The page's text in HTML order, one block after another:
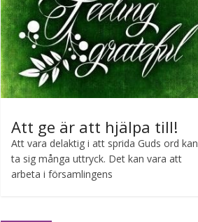
Att ge är att hjälpa till!
Att vara delaktig i att sprida Guds ord kan
ta sig många uttryck. Det kan vara att
arbeta i församlingens